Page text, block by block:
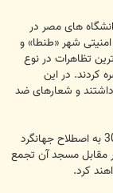
های مصر در
شهر «طنطا» و
تظاهرات در نوع
کردند. در این
و شعارهای ضد
اهالی شهر «البحیره» نیز در اعتراض به احتمال بازدید 300 به اصطلاح جهانگرد
مقابل مسجد آن تجمع
کرد.